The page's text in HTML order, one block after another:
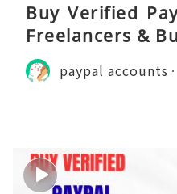
Buy Verified
Freelancers &
paypal accounts